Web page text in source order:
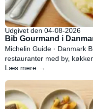
Udgivet den 04-08-2026
Bib Gourmand i
Michelin Guide · Danmark
restauranter med by,
Læs mere →